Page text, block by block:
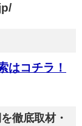
はコチラ！
徹底取材・